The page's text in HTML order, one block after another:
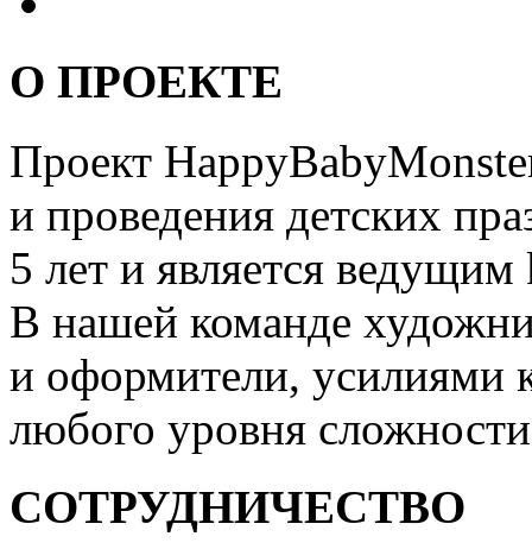
О ПРОЕКТЕ
Проект
и проведения детских
5 лет и является
В нашей команде
и оформители, усилиями
любого уровня
СОТРУДНИЧЕСТВО